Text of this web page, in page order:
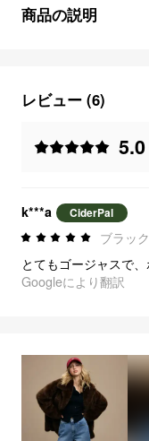
商品の説明
レビュー (6)
5.0
k***a CiderPal
ブラッ
Googleにより翻訳